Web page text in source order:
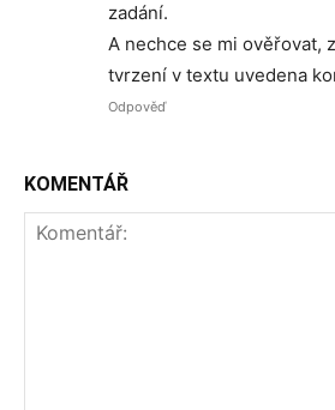
zadání.
A nechce se mi ověřovat,
tvrzení v textu uvedena
Odpověď
KOMENTÁŘ